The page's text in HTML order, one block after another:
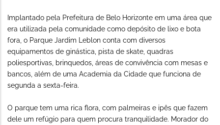
Implantado pela Prefeitura de Belo Horizonte em uma área que
era utilizada pela comunidade como depósito de lixo e bota
fora, o Parque Jardim Leblon conta com diversos
equipamentos de ginástica, pista de skate, quadras
poliesportivas, brinquedos, áreas de convivência com mesas e
bancos, além de uma Academia da Cidade que funciona de
segunda a sexta-feira.
O parque tem uma rica flora, com palmeiras e ipês que fazem
dele um refúgio para quem procura tranquilidade. Morador do